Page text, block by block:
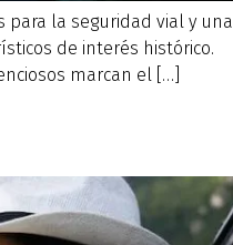
para la seguridad vial y una
de interés histórico.
marcan el […]